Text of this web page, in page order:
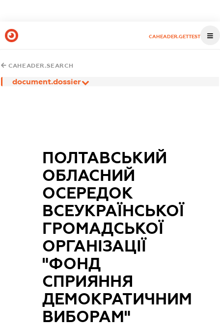
CAHEADER.GETTEST
CAHEADER.SEARCH
document.dossier
ПОЛТАВСЬКИЙ
ОБЛАСНИЙ
ОСЕРЕДОК
ВСЕУКРАЇНСЬКОЇ
ГРОМАДСЬКОЇ
ОРГАНІЗАЦІЇ
"ФОНД
СПРИЯННЯ
ДЕМОКРАТИЧНИМ
ВИБОРАМ"